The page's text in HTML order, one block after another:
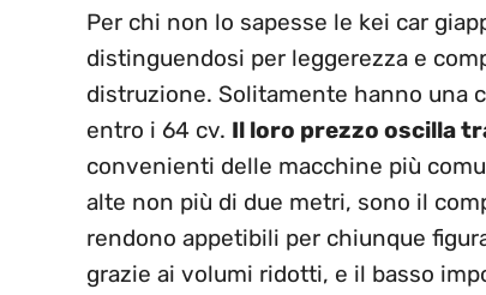
Per chi non lo sapesse le kei car
distinguendosi per leggerezza e
distruzione. Solitamente hanno una
entro i 64 cv. Il loro prezzo oscilla
convenienti delle macchine più
alte non più di due metri, sono il
rendono appetibili per chiunque
grazie ai volumi ridotti, e il basso